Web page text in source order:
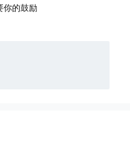
你的鼓励